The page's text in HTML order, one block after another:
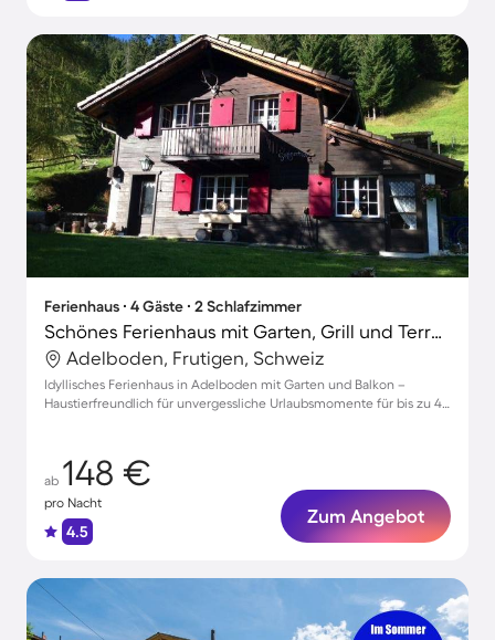
Ferienhaus ∙ 4 Gäste ∙ 2 Schlafzimmer
Schönes Ferienhaus mit Garten, Grill und Terrasse | Haustiere sind willkommen
Adelboden, Frutigen, Schweiz
Idyllisches Ferienhaus in Adelboden mit Garten und Balkon –
Haustierfreundlich für unvergessliche Urlaubsmomente für bis zu 4
ab 148 €
pro Nacht
4.5
Zum Angebot